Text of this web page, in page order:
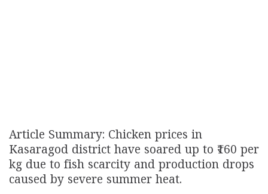
Article Summary: Chicken prices in
Kasaragod district have soared up to ₹160 per
kg due to fish scarcity and production drops
caused by severe summer heat.